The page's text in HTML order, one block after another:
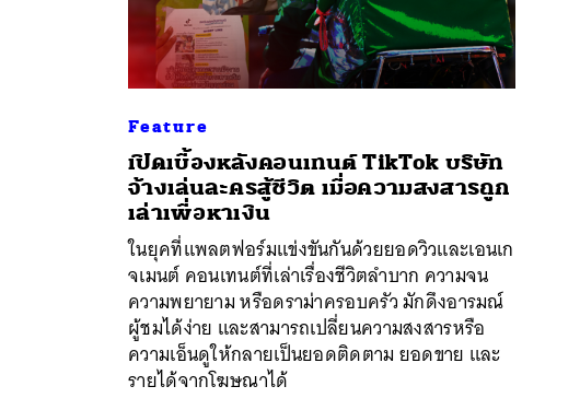
Feature
เปิดเบื้องหลังคอนเทนต์ TikTok บริษัท
จ้างเล่นละครสู้ชีวิต เมื่อความสงสารถูก
เล่าเพื่อหาเงิน
ในยุคที่แพลตฟอร์มแข่งขันกันด้วยยอดวิวและเอนเก
จเมนต์ คอนเทนต์ที่เล่าเรื่องชีวิตลำบาก ความจน
ความพยายาม หรือดราม่าครอบครัว มักดึงอารมณ์
ผู้ชมได้ง่าย และสามารถเปลี่ยนความสงสารหรือ
ความเอ็นดูให้กลายเป็นยอดติดตาม ยอดขาย และ
รายได้จากโฆษณาได้
ค้นหา